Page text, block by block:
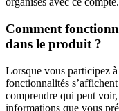
Comment
dans le produit ?
Lorsque vous participez
fonctionnalités
comprendre qui peut
informations que vous